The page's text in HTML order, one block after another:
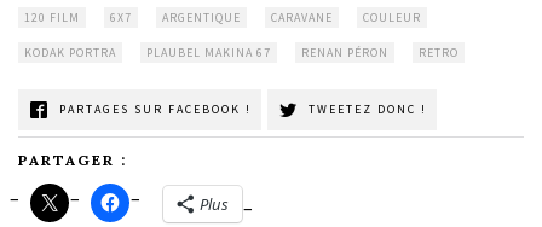
120 FILM 6X7 ARGENTIQUE CARAVANE COULEUR
KODAK PORTRA PLAUBEL MAKINA 67 RENAN PÉRON RETRO
PARTAGES SUR FACEBOOK ! TWEETEZ DONC !
PARTAGER :
Plus